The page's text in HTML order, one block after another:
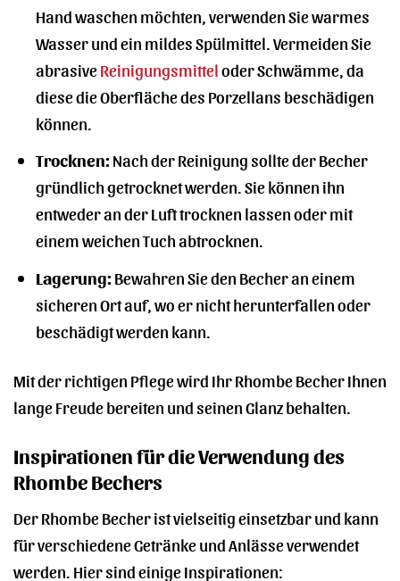
Hand waschen möchten, verwenden Sie warmes
Wasser und ein mildes Spülmittel. Vermeiden Sie
abrasiveReinigungsmitteloder Schwämme, da
diese die Oberfläche des Porzellans beschädigen
können.
Trocknen:Nach der Reinigung sollte der Becher
gründlich getrocknet werden. Sie können ihn
entweder an der Luft trocknen lassen oder mit
einem weichen Tuch abtrocknen.
Lagerung:Bewahren Sie den Becher an einem
sicheren Ort auf, wo er nicht herunterfallen oder
beschädigt werden kann.
Mit der richtigen Pflege wird Ihr Rhombe Becher Ihnen
lange Freude bereiten und seinen Glanz behalten.
Inspirationen für die Verwendung des
Rhombe Bechers
Der Rhombe Becher ist vielseitig einsetzbar und kann
für verschiedene Getränke und Anlässe verwendet
werden. Hier sind einige Inspirationen: